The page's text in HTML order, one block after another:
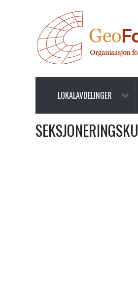
LOKALAVDELINGER